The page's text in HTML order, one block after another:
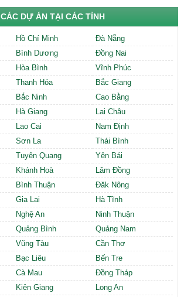
CÁC DỰ ÁN TẠI CÁC TỈNH
Hồ Chí Minh
Đà Nẵng
Bình Dương
Đồng Nai
Hòa Bình
Vĩnh Phúc
Thanh Hóa
Bắc Giang
Bắc Ninh
Cao Bằng
Hà Giang
Lai Châu
Lao Cai
Nam Định
Sơn La
Thái Bình
Tuyên Quang
Yên Bái
Khánh Hoà
Lâm Đồng
Bình Thuận
Đăk Nông
Gia Lai
Hà Tĩnh
Nghệ An
Ninh Thuận
Quảng Bình
Quảng Nam
Vũng Tàu
Cần Thơ
Bạc Liêu
Bến Tre
Cà Mau
Đồng Tháp
Kiên Giang
Long An